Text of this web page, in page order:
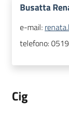
Busatta
e-mail:
telefono:
Cig